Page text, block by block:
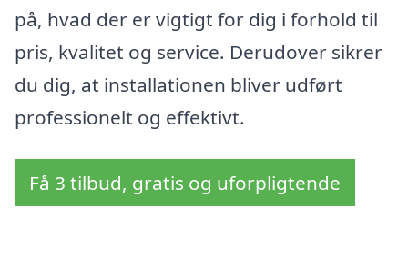
på, hvad der er vigtigt for dig i forhold til
pris, kvalitet og service. Derudover sikrer
du dig, at installationen bliver udført
professionelt og effektivt.
Få 3 tilbud, gratis og uforpligtende